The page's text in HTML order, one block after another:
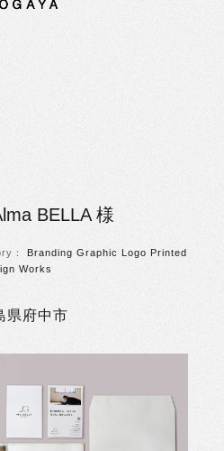
BELLA 様
Branding Graphic Logo Printed
Works
県府中市